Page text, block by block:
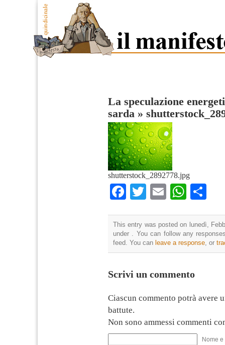
La speculazione
sarda »
shutterstock_2892778.jpg
Facebook
TwitterEmail
This entry was posted on lunedì,
under . You can follow any
feed. You can leave a response, or
Scrivi un commento
Ciascun commento potrà avere
battute.
Non sono ammessi commenti
Nome